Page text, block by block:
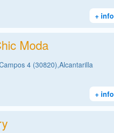
+ info
Moda
4 (30820),Alcantarilla
+ info